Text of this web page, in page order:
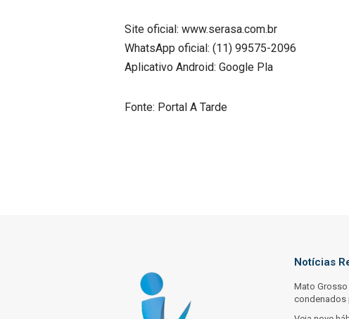
Site oficial: www.serasa.com.br
WhatsApp oficial: (11) 99575-2096
Aplicativo Android: Google Pla
Fonte: Portal A Tarde
Notícias
Mato
condenados